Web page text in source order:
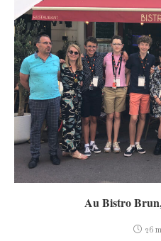
Au Bistro
26